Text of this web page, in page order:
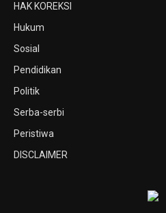
HAK KOREKSI
Hukum
Sosial
Pendidikan
Politik
Serba-serbi
Peristiwa
DISCLAIMER